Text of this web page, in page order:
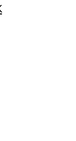
in canile,